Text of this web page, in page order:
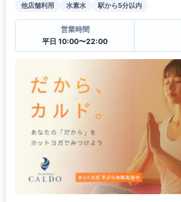
他店舗利用
水素水 駅から5分以内
営業時間
平日 10:00〜22:00